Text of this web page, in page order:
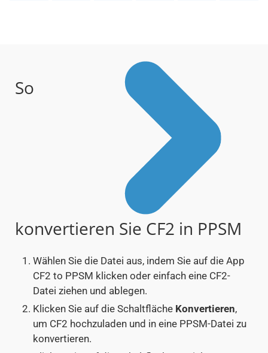
So
konvertieren Sie CF2 in PPSM
Wählen Sie die Datei aus, indem Sie auf die App
CF2 to PPSM klicken oder einfach eine CF2-
Datei ziehen und ablegen.
Klicken Sie auf die Schaltfläche Konvertieren,
um CF2 hochzuladen und in eine PPSM-Datei zu
konvertieren.